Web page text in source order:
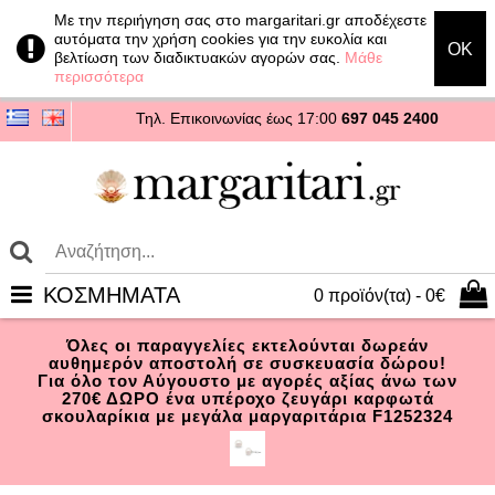
Με την περιήγηση σας στο margaritari.gr αποδέχεστε
αυτόματα την χρήση cookies για την ευκολία και
βελτίωση των διαδικτυακών αγορών σας. Μάθε
περισσότερα
OK
Τηλ. Επικοινωνίας έως 17:00 697 045 2400
0 προϊόν(τα) - 0€
ΚΟΣΜΗΜΑΤΑ
Όλες οι παραγγελίες εκτελούνται δωρεάν
αυθημερόν αποστολή σε συσκευασία δώρου!
Για όλο τον Αύγουστο με αγορές αξίας άνω των
270€ ΔΩΡΟ ένα υπέροχο ζευγάρι καρφωτά
σκουλαρίκια με μεγάλα μαργαριτάρια F1252324